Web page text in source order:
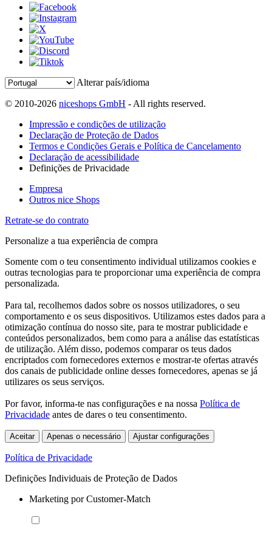
Alterar país/idioma
© 2010-2026 niceshops GmbH - All rights reserved.
Impressão e condições de utilização
Declaração de Proteção de Dados
Termos e Condições Gerais e Política de Cancelamento
Declaração de acessibilidade
Definições de Privacidade
Empresa
Outros nice Shops
Retrate-se do contrato
Personalize a tua experiência de compra
Somente com o teu consentimento individual utilizamos cookies e
outras tecnologias para te proporcionar uma experiência de compra
personalizada.
Para tal, recolhemos dados sobre os nossos utilizadores, o seu
comportamento e os seus dispositivos. Utilizamos estes dados para a
otimização contínua do nosso site, para te mostrar publicidade e
conteúdos personalizados, bem como para a análise das estatísticas
de utilização. Além disso, podemos comparar os teus dados
encriptados com fornecedores externos e mostrar-te ofertas através
dos canais de publicidade online desses fornecedores, apenas se já
utilizares os seus serviços.
Por favor, informa-te nas configurações e na nossa Política de
Privacidade antes de dares o teu consentimento.
Aceitar Apenas o necessário Ajustar configurações
Política de Privacidade
Definições Individuais de Proteção de Dados
Marketing por Customer-Match